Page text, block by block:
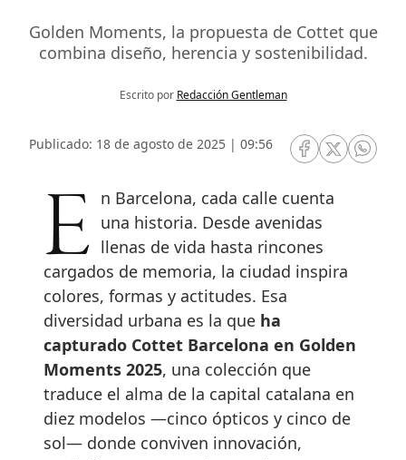
Golden Moments, la propuesta de Cottet que
combina diseño, herencia y sostenibilidad.
Escrito por Redacción Gentleman
Publicado: 18 de agosto de 2025 | 09:56
RRSS Facebook
RRSSRRSS
En Barcelona, cada calle cuenta una historia. Desde avenidas
llenas de vida hasta rincones
cargados de memoria, la ciudad inspira
colores, formas y actitudes. Esa
diversidad urbana es la que ha
capturado Cottet Barcelona en Golden
Moments 2025, una colección que
traduce el alma de la capital catalana en
diez modelos —cinco ópticos y cinco de
sol— donde conviven innovación,